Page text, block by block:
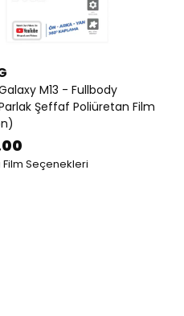
M13 - Fullbody
Şeffaf Poliüretan Film
Seçenekleri